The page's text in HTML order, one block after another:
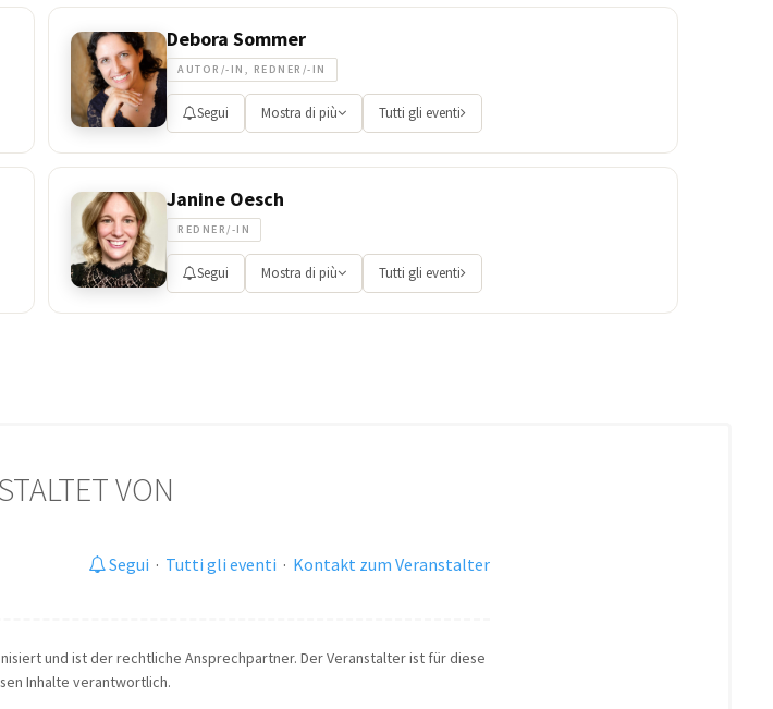
Debora Sommer
AUTOR/-IN, REDNER/-IN
Segui Mostra di più Tutti gli eventi
Janine Oesch
REDNER/-IN
Segui Mostra di più Tutti gli eventi
VON
Segui · Tutti gli eventi · Kontakt zum Veranstalter
und ist der rechtliche Ansprechpartner. Der Veranstalter ist für diese
Inhalte verantwortlich.